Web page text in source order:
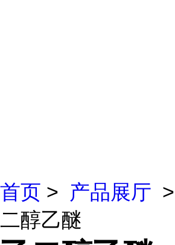
首页 > 产品展厅 >
二醇乙醚